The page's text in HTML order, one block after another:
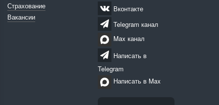
Страхование
Вакансии
Вконтакте
Telegram канал
Max канал
Написать в
Telegram
Написать в Max